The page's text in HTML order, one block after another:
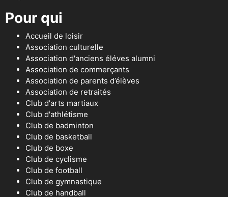
Pour qui
Accueil de loisir
Association culturelle
Association d'anciens éléves alumni
Association de commerçants
Association de parents d’élèves
Association de retraités
Club d'arts martiaux
Club d'athlétisme
Club de badminton
Club de basketball
Club de boxe
Club de cyclisme
Club de football
Club de gymnastique
Club de handball